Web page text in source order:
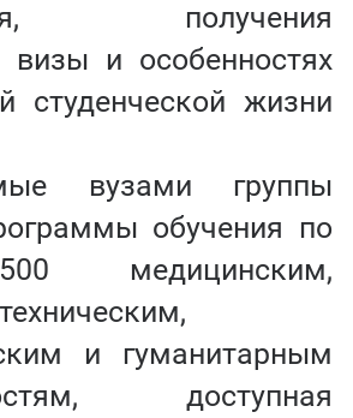
получения
визы и особенностях
студенческой жизни
вузами группы
обучения по
медицинским,
и гуманитарным
доступная